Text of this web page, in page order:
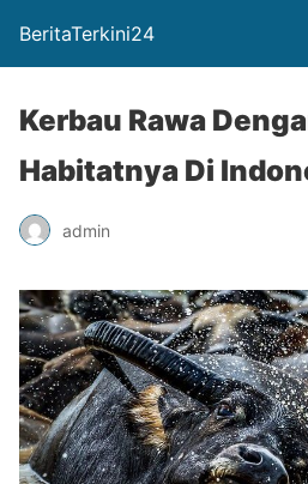
BeritaTerkini24
Kerbau Rawa
Habitatnya Di
admin